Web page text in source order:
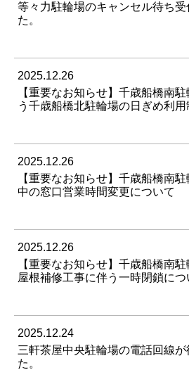
等々力駐輪場のキャンセル待ち受
た。
2025.12.26
【重要なお知らせ】千歳船橋南
う千歳船橋北駐輪場の日ぎめ利
2025.12.26
【重要なお知らせ】千歳船橋南
中の窓口営業時間変更について
2025.12.26
【重要なお知らせ】千歳船橋南
屋根補修工事に伴う一時閉鎖につ
2025.12.24
三軒茶屋中央駐輪場の電話回線が
た。